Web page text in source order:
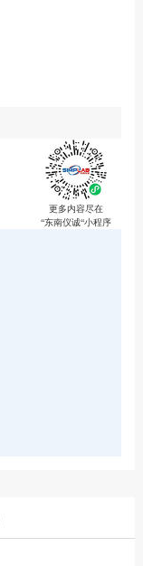
更多内容尽在
“东南仪诚“小程序